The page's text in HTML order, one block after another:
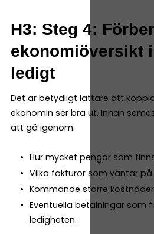
H3: Steg 4:
ekonomiöversikt
ledigt
Det är betydligt lättare att
ekonomin ser bra ut. Innan
att gå igenom:
Hur mycket pengar som
Vilka fakturor som väntar
Kommande större
Eventuella betalningar som
ledigheten.